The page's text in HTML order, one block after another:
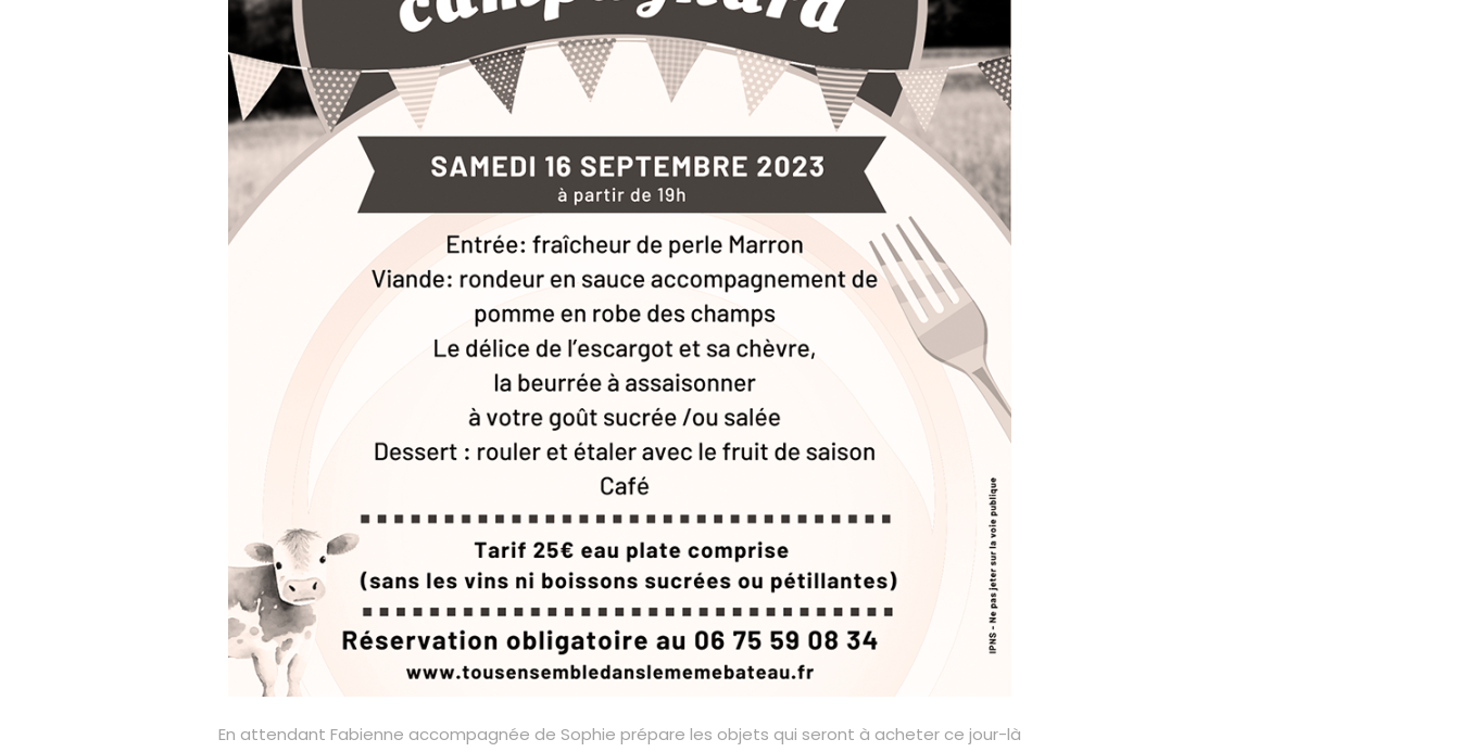
En attendant Fabienne accompagnée de Sophie prépare les objets qui seront à acheter ce jour-là